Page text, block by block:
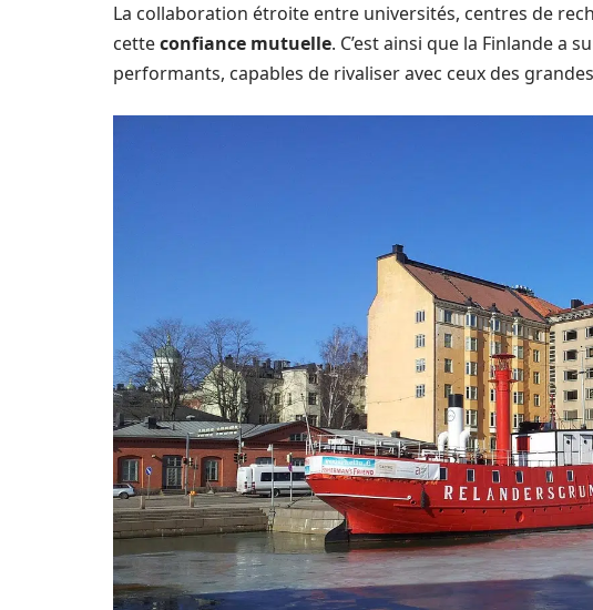
La collaboration étroite entre universités, centres de
cetteconfiance mutuelle. C’est ainsi que la Finlande a
performants, capables de rivaliser avec ceux des